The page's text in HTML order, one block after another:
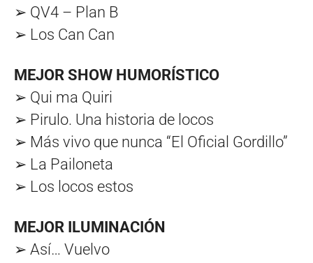
➢ QV4 – Plan B
➢ Los Can Can
MEJOR SHOW HUMORÍSTICO
➢ Qui ma Quiri
➢ Pirulo. Una historia de locos
➢ Más vivo que nunca “El Oficial Gordillo”
➢ La Pailoneta
➢ Los locos estos
MEJOR ILUMINACIÓN
➢ Así… Vuelvo